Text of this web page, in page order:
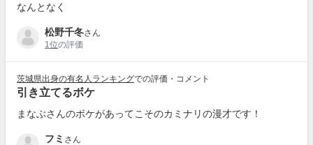
なんとなく
松野千冬さん
1位の評価
茨城県出身の有名人ランキングでの評価・コメント
引き立てるボケ
まなぶさんのボケがあってこそのカミナリの漫才です！
フミ さん